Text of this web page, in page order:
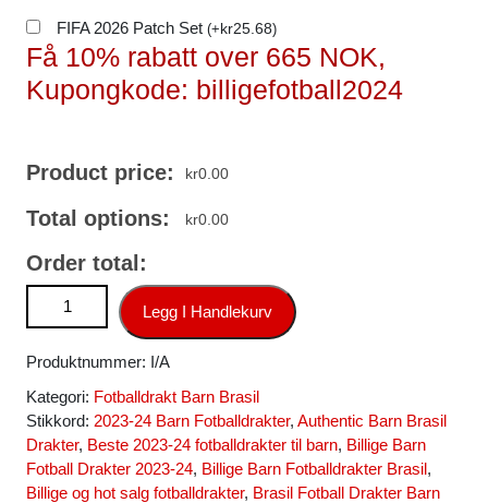
FIFA 2026 Patch Set (+kr25.68)
Få 10% rabatt over 665 NOK,
Kupongkode: billigefotball2024
Product price: kr0.00
Total options: kr0.00
Order total:
Brasil Fotballdrakt Barn Hjemmedrakt VM 2022 Kortermet (+
Korte bukser) antallLegg I Handlekurv
Produktnummer: I/A
Kategori: Fotballdrakt Barn Brasil
Stikkord: 2023-24 Barn Fotballdrakter, Authentic Barn Brasil
Drakter, Beste 2023-24 fotballdrakter til barn, Billige Barn
Fotball Drakter 2023-24, Billige Barn Fotballdrakter Brasil,
Billige og hot salg fotballdrakter, Brasil Fotball Drakter Barn